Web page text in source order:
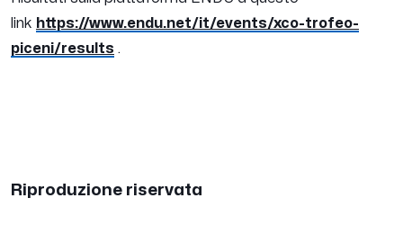
link https://www.endu.net/it/events/xco-trofeo-
piceni/results .
Riproduzione riservata